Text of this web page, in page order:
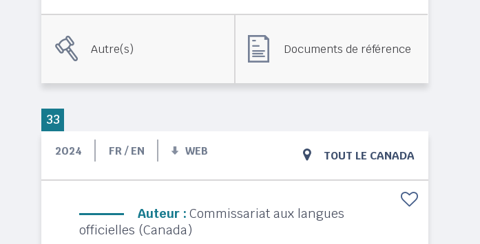
Autre(s) Documents de référence
2024 FR / EN WEB TOUT LE CANADA
Auteur : Commissariat aux langues
officielles (Canada)
33